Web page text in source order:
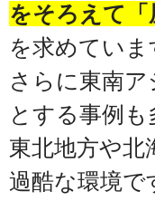
をそろえて「
を求めていま
さらに東南
とする事例も
東北地方や北
過酷な環境で